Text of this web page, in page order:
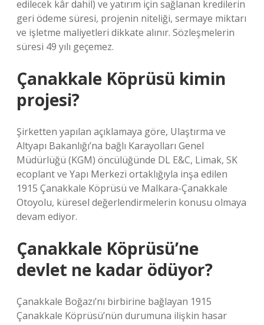
edilecek kâr dahil) ve yatırım için sağlanan kredilerin
geri ödeme süresi, projenin niteliği, sermaye miktarı
ve işletme maliyetleri dikkate alınır. Sözleşmelerin
süresi 49 yılı geçemez.
Çanakkale Köprüsü kimin
projesi?
Şirketten yapılan açıklamaya göre, Ulaştırma ve
Altyapı Bakanlığı’na bağlı Karayolları Genel
Müdürlüğü (KGM) öncülüğünde DL E&C, Limak, SK
ecoplant ve Yapı Merkezi ortaklığıyla inşa edilen
1915 Çanakkale Köprüsü ve Malkara-Çanakkale
Otoyolu, küresel değerlendirmelerin konusu olmaya
devam ediyor.
Çanakkale Köprüsü’ne
devlet ne kadar ödüyor?
Çanakkale Boğazı’nı birbirine bağlayan 1915
Çanakkale Köprüsü’nün durumuna ilişkin hasar